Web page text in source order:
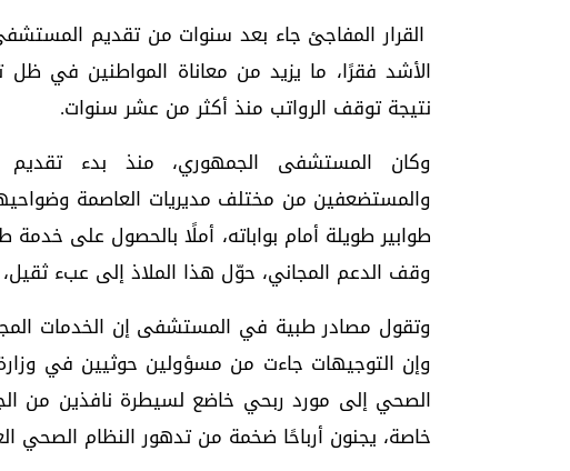
القرار المفاجئ جاء بعد سنوات من تقديم
الأشد فقرًا، ما يزيد من معاناة المواطنين في ظل
نتيجة توقف الرواتب منذ أكثر من عشر سنوات.
وكان المستشفى الجمهوري، منذ بدء تقديم
والمستضعفين من مختلف مديريات العاصمة
طوابير طويلة أمام بواباته، أملًا بالحصول على
وقف الدعم المجاني، حوّل هذا الملاذ إلى عبء
وتقول مصادر طبية في المستشفى إن الخدمات
وإن التوجيهات جاءت من مسؤولين حوثيين في
الصحي إلى مورد ربحي خاضع لسيطرة نافذين من
خاصة، يجنون أرباحًا ضخمة من تدهور النظام الصحي